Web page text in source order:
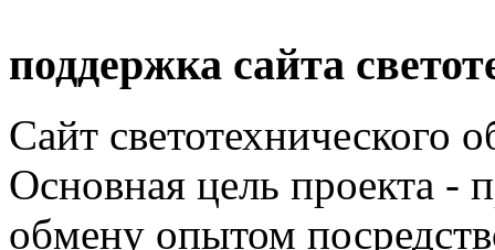
поддержка сайта
Сайт светотехнического
Основная цель проекта -
обмену опытом